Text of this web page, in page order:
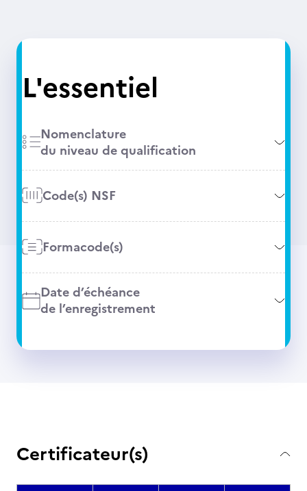
L'essentiel
Nomenclature
du niveau de qualification
Code(s) NSF
Formacode(s)
Date d’échéance
de l’enregistrement
Certificateur(s)